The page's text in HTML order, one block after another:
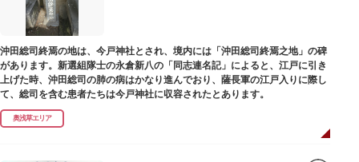
沖田総司終焉の地は、今戸神社とされ、境内には「沖田総司終焉之地」の碑
があります。新選組隊士の永倉新八の「同志連名記」によると、江戸に引き
上げた時、沖田総司の肺の病はかなり進んでおり、薩長軍の江戸入りに際し
て、総司を含む患者たちは今戸神社に収容されたとあります。
奥浅草エリア